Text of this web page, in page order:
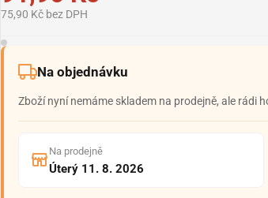
75,90 Kč bez DPH
Na objednávku
Zboží nyní nemáme skladem na prodejně, ale rádi
Na prodejně
Úterý 11. 8. 2026